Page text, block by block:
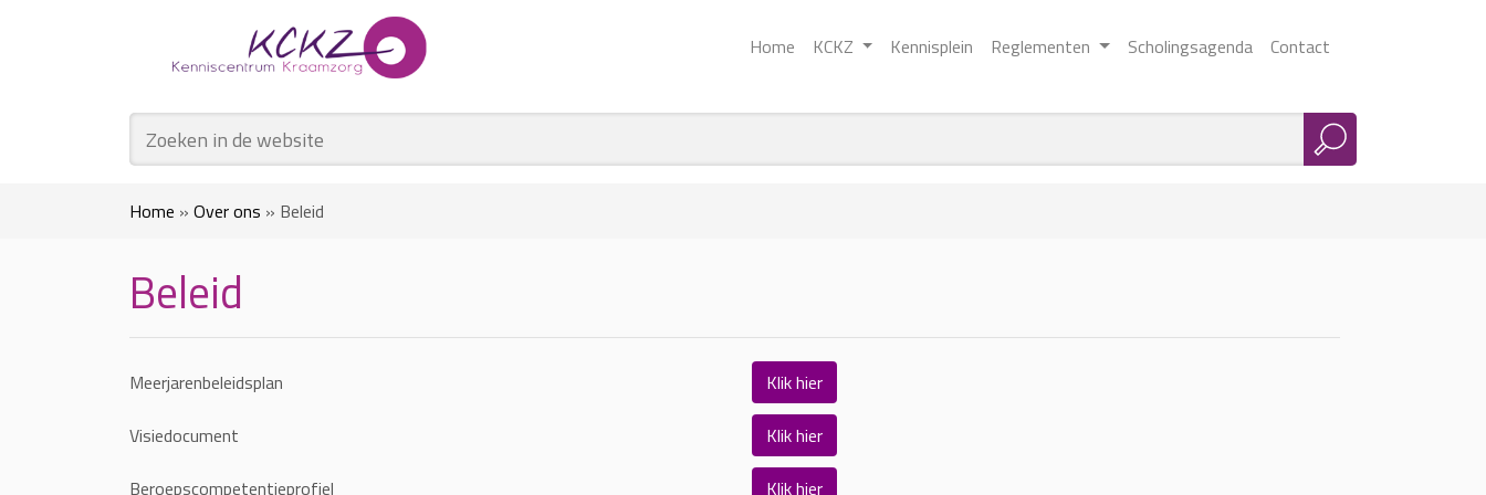
Home KCKZ Kennisplein Reglementen Scholingsagenda Contact
Home » Over ons » Beleid
Beleid
Meerjarenbeleidsplan
Klik hier
Visiedocument
Klik hier
Beroepscompetentieprofiel
Klik hier